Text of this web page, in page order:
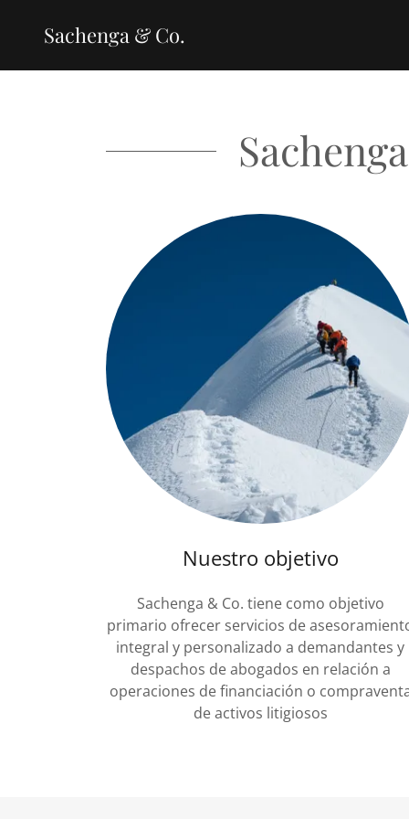
Sachenga & Co.
Nuestro objetivo
Sachenga & Co. tiene como objetivo
primario ofrecer servicios de
integral y personalizado a demandantes y
despachos de abogados en relación a
operaciones de financiación o
de activos litigiosos